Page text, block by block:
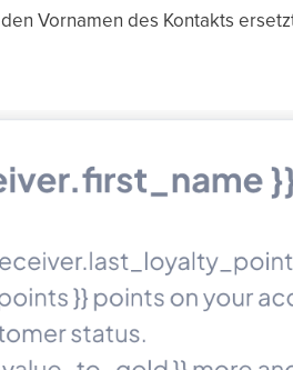
Vornamen des Kontakts